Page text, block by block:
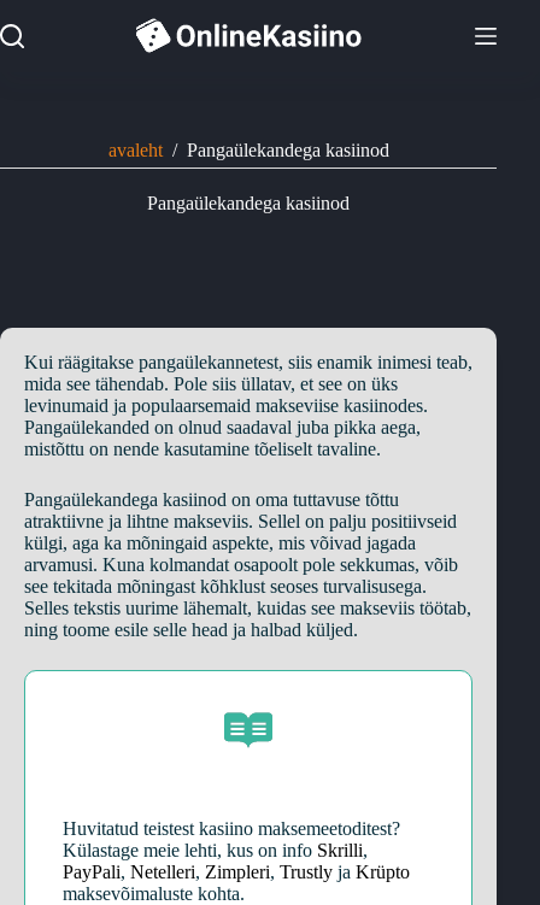
to
content
avaleht / Pangaülekandega kasiinod
Pangaülekandega kasiinod
Kui räägitakse pangaülekannetest, siis enamik inimesi teab,
mida see tähendab. Pole siis üllatav, et see on üks
levinumaid ja populaarsemaid makseviise kasiinodes.
Pangaülekanded on olnud saadaval juba pikka aega,
mistõttu on nende kasutamine tõeliselt tavaline.
Pangaülekandega kasiinod on oma tuttavuse tõttu
atraktiivne ja lihtne makseviis. Sellel on palju positiivseid
külgi, aga ka mõningaid aspekte, mis võivad jagada
arvamusi. Kuna kolmandat osapoolt pole sekkumas, võib
see tekitada mõningast kõhklust seoses turvalisusega.
Selles tekstis uurime lähemalt, kuidas see makseviis töötab,
ning toome esile selle head ja halbad küljed.
Huvitatud teistest kasiino maksemeetoditest?
Külastage meie lehti, kus on info Skrilli,
PayPali, Netelleri, Zimpleri, Trustly ja Krüpto
maksevõimaluste kohta.